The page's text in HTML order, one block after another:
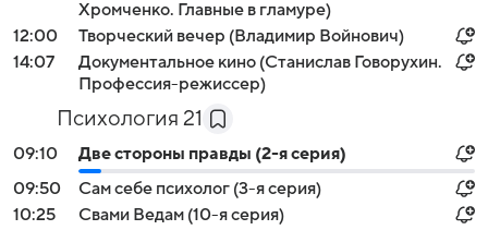
Хромченко. Главные в гламуре)
12:00
Творческий вечер (Владимир Войнович)
14:07
Документальное кино (Станислав Говорухин.
Профессия-режиссер)
Психология 21
09:10
Две стороны правды (2-я серия)
09:50
Сам себе психолог (3-я серия)
10:25
Свами Ведам (10-я серия)